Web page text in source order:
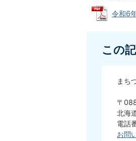
令和6
この
まち
〒
北海
電話
お問